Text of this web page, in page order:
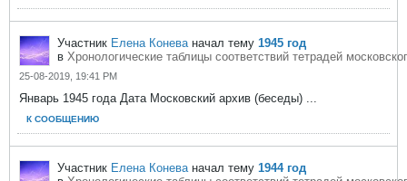
Участник Елена Коневаначал тему 1945 год
в Хронологические таблицы соответствий тетрадей
25-08-2019, 19:41 PM
Январь 1945 года Дата Московский архив (беседы) ...
К СООБЩЕНИЮ
Участник Елена Коневаначал тему 1944 год